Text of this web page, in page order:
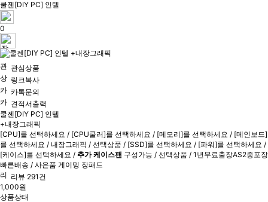
쿨젠[DIY PC] 인텔
0
관심상품
링크복사
카톡문의
견적서출력
쿨젠[DIY PC] 인텔
+내장그래픽
[CPU]를 선택하세요 / [CPU쿨러]를 선택하세요 / [메모리]를 선택하세요 / [메인보드]
를 선택하세요 / 내장그래픽 / 선택상품 / [SSD]를 선택하세요 / [파워]를 선택하세요 /
[케이스]를 선택하세요 / 추가 케이스팬 구성가능 / 선택상품 / 1년무료출장AS2중포장
빠른배송 / 사은품 게이밍 장패드
리뷰 291건
1,000원
상품상태